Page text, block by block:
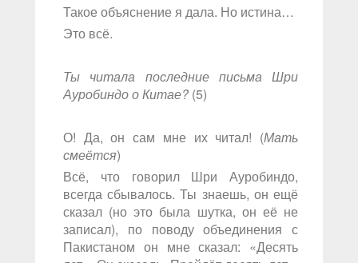
Такое объяснение я дала. Но истина…
Это всё.
Ты читала последние письма Шри
Ауробиндо о Китае? (5)
О! Да, он сам мне их читал! (Мать
смеётся)
Всё, что говорил Шри Ауробиндо,
всегда сбывалось. Ты знаешь, он ещё
сказал (но это была шутка, он её не
записал), по поводу объединения с
Пакистаном он мне сказал: «Десять